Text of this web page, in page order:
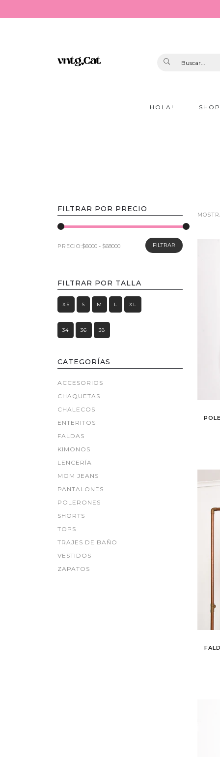
HOLA! SHOP
FILTRAR POR PRECIO
PRECIO: FILTRAR
FILTRAR POR TALLA
XS S M L XL
34 36 38
CATEGORÍAS
ACCESORIOS
CHAQUETAS
CHALECOS
ENTERITOS
FALDAS
KIMONOS
LENCERÍA
MOM JEANS
PANTALONES
POLERONES
SHORTS
TOPS
TRAJES DE BAÑO
VESTIDOS
ZAPATOS